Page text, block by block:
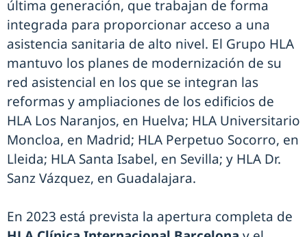
última generación, que trabajan de forma
integrada para proporcionar acceso a una
asistencia sanitaria de alto nivel. El Grupo HLA
mantuvo los planes de modernización de su
red asistencial en los que se integran las
reformas y ampliaciones de los edificios de
HLA Los Naranjos, en Huelva; HLA Universitario
Moncloa, en Madrid; HLA Perpetuo Socorro, en
Lleida; HLA Santa Isabel, en Sevilla; y HLA Dr.
Sanz Vázquez, en Guadalajara.
En 2023 está prevista la apertura completa de